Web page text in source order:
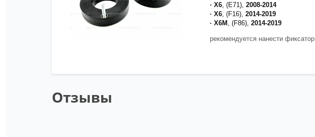
· X6 , (E71), 2008-2014
· X6 , (F16), 2014-2019
· X6M
, (F86), 2014-2019
рекомендуется нанести фиксатор
Отзывы